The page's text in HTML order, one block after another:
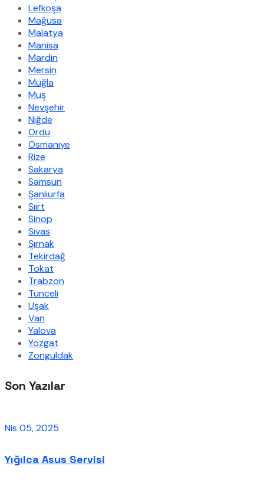
Lefkoşa
Mağusa
Malatya
Manisa
Mardin
Mersin
Muğla
Muş
Nevşehir
Niğde
Ordu
Osmaniye
Rize
Sakarya
Samsun
Şanlıurfa
Siirt
Sinop
Sivas
Şırnak
Tekirdağ
Tokat
Trabzon
Tunceli
Uşak
Van
Yalova
Yozgat
Zonguldak
Son Yazılar
Nis 05, 2025
Yığılca Asus Servisi